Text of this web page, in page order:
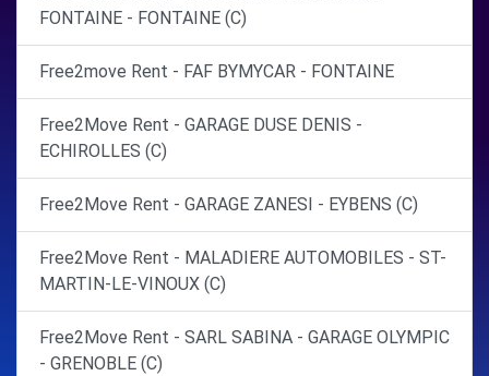
FONTAINE - FONTAINE (C)
Free2move Rent - FAF BYMYCAR - FONTAINE
Free2Move Rent - GARAGE DUSE DENIS -
ECHIROLLES (C)
Free2Move Rent - GARAGE ZANESI - EYBENS (C)
Free2Move Rent - MALADIERE AUTOMOBILES - ST-
MARTIN-LE-VINOUX (C)
Free2Move Rent - SARL SABINA - GARAGE OLYMPIC
- GRENOBLE (C)